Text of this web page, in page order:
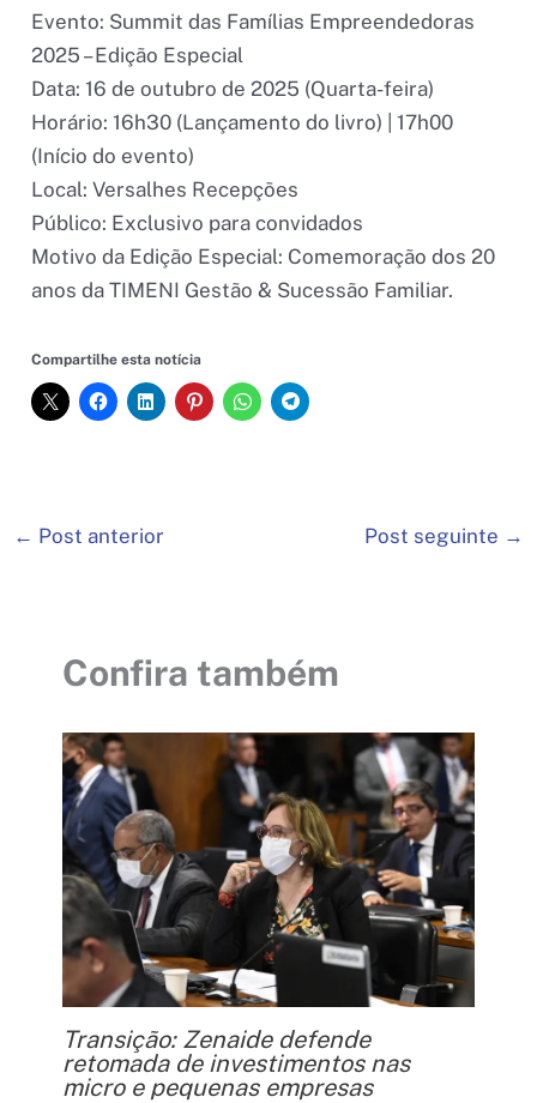
Evento: Summit das Famílias Empreendedoras
2025 – Edição Especial
Data: 16 de outubro de 2025 (Quarta-feira)
Horário: 16h30 (Lançamento do livro) | 17h00
(Início do evento)
Local: Versalhes Recepções
Público: Exclusivo para convidados
Motivo da Edição Especial: Comemoração dos 20
anos da TIMENI Gestão & Sucessão Familiar.
Compartilhe esta notícia
← Post anterior Post seguinte →
Confira também
Transição: Zenaide defende
retomada de investimentos nas
micro e pequenas empresas